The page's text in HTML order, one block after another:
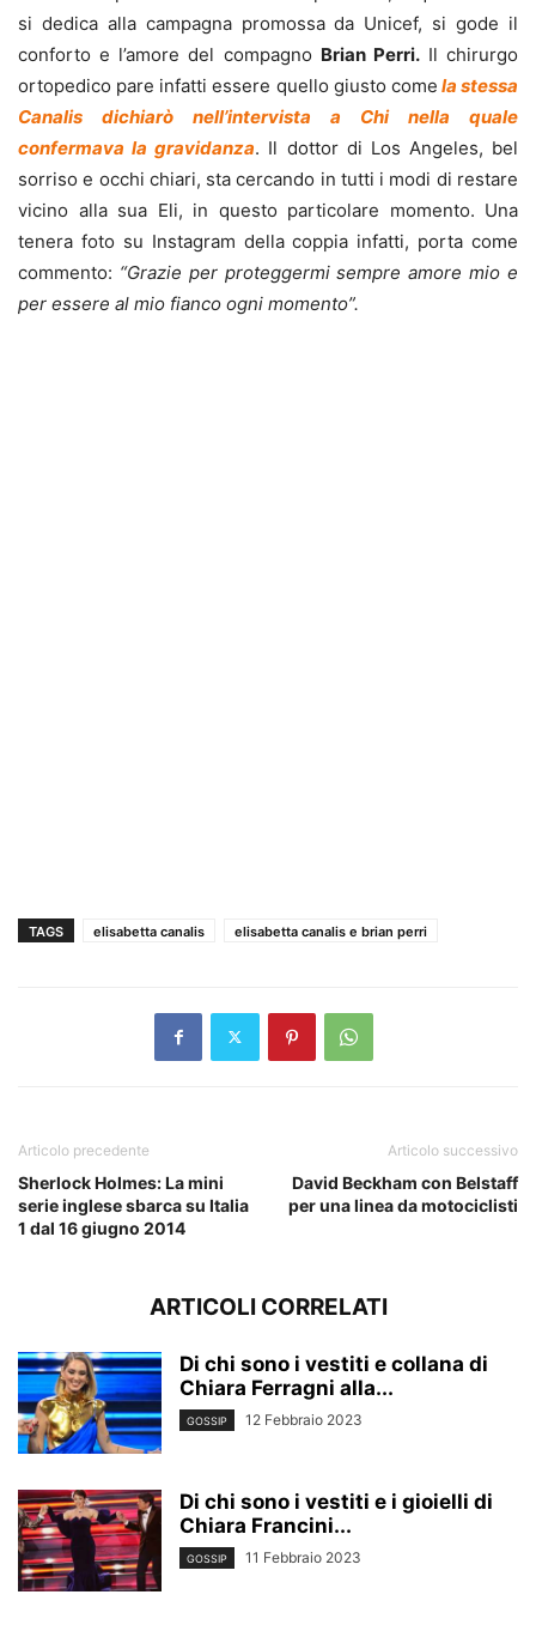
si dedica alla campagna promossa da Unicef, si gode il
conforto e l’amore del compagno Brian Perri.Il chirurgo
ortopedico pare infatti essere quello giusto come la stessa
Canalis dichiarò nell’intervista a Chi nella quale
confermava la gravidanza. Il dottor di Los Angeles, bel
sorriso e occhi chiari, sta cercando in tutti i modi di restare
vicino alla sua Eli, in questo particolare momento. Una
tenera foto su Instagram della coppia infatti, porta come
commento: “Grazie per proteggermi sempre amore mio e
per essere al mio fianco ogni momento”.
TAGS elisabetta canalis elisabetta canalis e brian perri
Articolo precedente
Sherlock Holmes: La mini
serie inglese sbarca su Italia
1 dal 16 giugno 2014
Articolo successivo
David Beckham con Belstaff
per una linea da motociclisti
ARTICOLI CORRELATI
Di chi sono i vestiti e collana di
Chiara Ferragni alla...
GOSSIP 12 Febbraio 2023
Di chi sono i vestiti e i gioielli di
Chiara Francini...
GOSSIP 11 Febbraio 2023